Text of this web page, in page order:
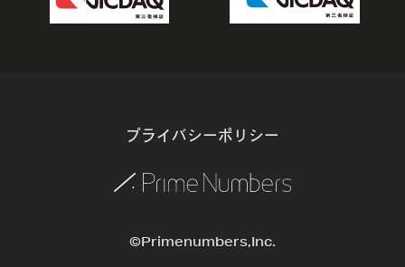
プライバシーポリシー
©Primenumbers,Inc.